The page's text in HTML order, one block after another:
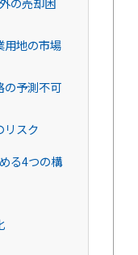
用地の市場
の予測不可
リスク
る4つの構